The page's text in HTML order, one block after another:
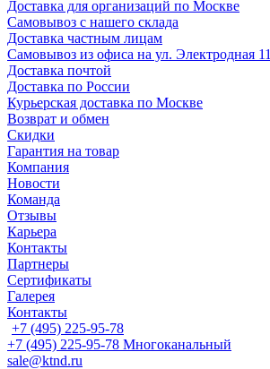
Доставка для организаций по Москве
Самовывоз с нашего склада
Доставка частным лицам
Самовывоз из офиса на ул. Электродная 11
Доставка почтой
Доставка по России
Курьерская доставка по Москве
Возврат и обмен
Скидки
Гарантия на товар
Компания
Новости
Команда
Отзывы
Карьера
Контакты
Партнеры
Сертификаты
Галерея
Контакты
+7 (495) 225-95-78
+7 (495) 225-95-78 Многоканальный
sale@ktnd.ru